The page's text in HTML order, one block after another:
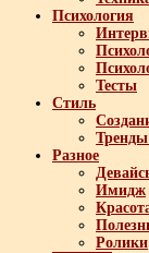
Психология
Тесты
Стиль
Разное
Имидж
Ролики